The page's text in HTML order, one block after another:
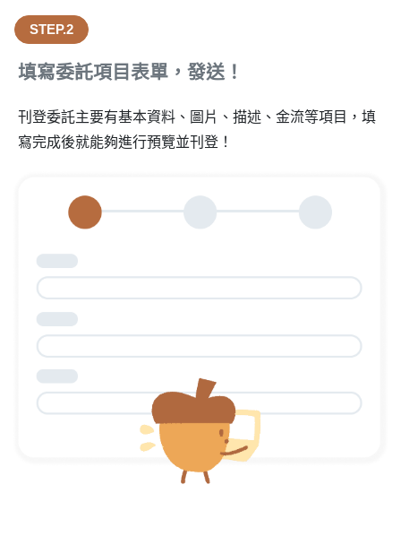
STEP.2
填寫委託項目表單，發送！
刊登委託主要有基本資料、圖片、描述、金流等項目，填
寫完成後就能夠進行預覽並刊登！